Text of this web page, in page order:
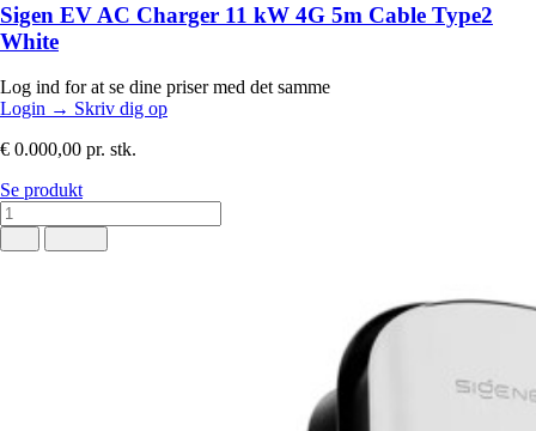
Sigen EV AC Charger 11 kW 4G 5m Cable Type2
White
Log ind for at se dine priser med det samme
Login → Skriv dig op
€ 0.000,00 pr. stk.
Se produkt